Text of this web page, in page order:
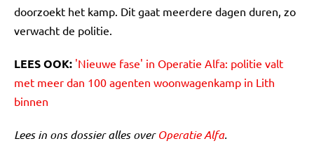
doorzoekt het kamp. Dit gaat meerdere dagen duren, zo
verwacht de politie.
LEES OOK: 'Nieuwe fase' in Operatie Alfa: politie valt
met meer dan 100 agenten woonwagenkamp in Lith
binnen
Lees in ons dossier alles overOperatie Alfa.